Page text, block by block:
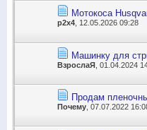
Мотокоса
p2x4 , 12.05.2026 09:28
Машинку для
ВзрослаЯ , 01.04.2024
Продам
Почему , 07.07.2022